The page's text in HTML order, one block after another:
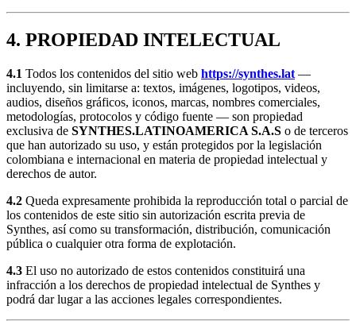
4. PROPIEDAD INTELECTUAL
4.1 Todos los contenidos del sitio web https://synthes.lat —
incluyendo, sin limitarse a: textos, imágenes, logotipos, videos,
audios, diseños gráficos, iconos, marcas, nombres comerciales,
metodologías, protocolos y código fuente — son propiedad
exclusiva de SYNTHES.LATINOAMERICA S.A.S o de terceros
que han autorizado su uso, y están protegidos por la legislación
colombiana e internacional en materia de propiedad intelectual y
derechos de autor.
4.2 Queda expresamente prohibida la reproducción total o parcial de
los contenidos de este sitio sin autorización escrita previa de
Synthes, así como su transformación, distribución, comunicación
pública o cualquier otra forma de explotación.
4.3 El uso no autorizado de estos contenidos constituirá una
infracción a los derechos de propiedad intelectual de Synthes y
podrá dar lugar a las acciones legales correspondientes.